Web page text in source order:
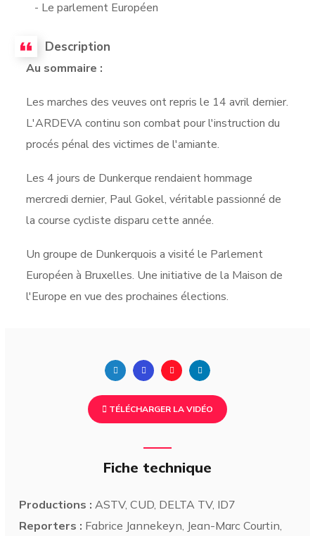
- Le parlement Européen
Description
Au sommaire :
Les marches des veuves ont repris le 14 avril dernier.
L'ARDEVA continu son combat pour l'instruction du
procés pénal des victimes de l'amiante.
Les 4 jours de Dunkerque rendaient hommage
mercredi dernier, Paul Gokel, véritable passionné de
la course cycliste disparu cette année.
Un groupe de Dunkerquois a visité le Parlement
Européen à Bruxelles. Une initiative de la Maison de
l'Europe en vue des prochaines élections.
TÉLÉCHARGER LA VIDÉO
Fiche technique
Productions : ASTV, CUD, DELTA TV, ID7
Reporters : Fabrice Jannekeyn, Jean-Marc Courtin,